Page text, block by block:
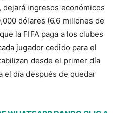
dejará ingresos económicos
dólares (6.6 millones de
la FIFA paga a los clubes
jugador cedido para el
desde el primer día
el día después de quedar